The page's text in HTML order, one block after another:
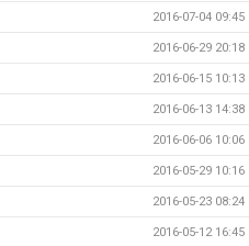
2016-07-04 09:45
2016-06-29 20:18
2016-06-15 10:13
2016-06-13 14:38
2016-06-06 10:06
2016-05-29 10:16
2016-05-23 08:24
2016-05-12 16:45